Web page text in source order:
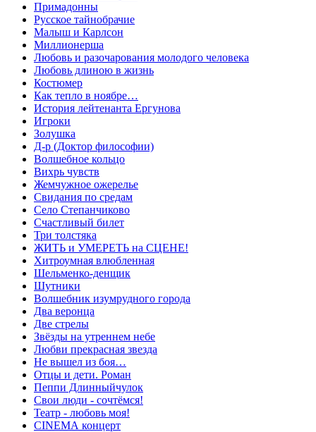
Примадонны
Русское тайнобрачие
Малыш и Карлсон
Миллионерша
Любовь и разочарования молодого человека
Любовь длиною в жизнь
Костюмер
Как тепло в ноябре…
История лейтенанта Ергунова
Игроки
Золушка
Д-р (Доктор философии)
Волшебное кольцо
Вихрь чувств
Жемчужное ожерелье
Свидания по средам
Село Степанчиково
Счастливый билет
Три толстяка
ЖИТЬ и УМЕРЕТЬ на СЦЕНЕ!
Хитроумная влюбленная
Шельменко-денщик
Шутники
Волшебник изумрудного города
Два веронца
Две стрелы
Звёзды на утреннем небе
Любви прекрасная звезда
Не вышел из боя…
Отцы и дети. Роман
Пеппи Длинныйчулок
Свои люди - сочтёмся!
Театр - любовь моя!
СINЕМА концерт